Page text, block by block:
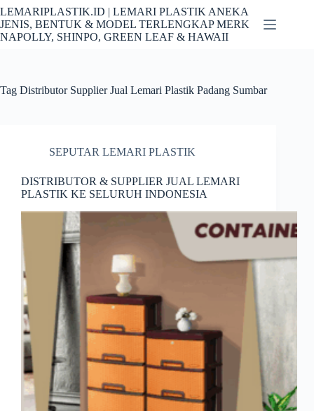
Skip
to
content
LEMARIPLASTIK.ID | LEMARI PLASTIK ANEKA
JENIS, BENTUK & MODEL TERLENGKAP MERK
NAPOLLY, SHINPO, GREEN LEAF & HAWAII
Tag Distributor Supplier Jual Lemari Plastik Padang Sumbar
SEPUTAR LEMARI PLASTIK
DISTRIBUTOR & SUPPLIER JUAL LEMARI
PLASTIK KE SELURUH INDONESIA